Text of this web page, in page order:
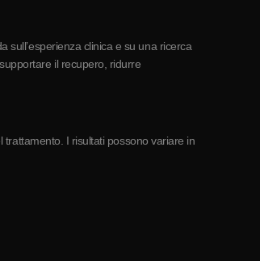
sull’esperienza clinica e su una ricerca
il recupero, ridurre
I risultati possono variare in